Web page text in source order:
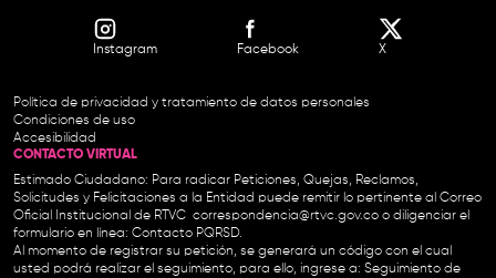
Instagram Facebook X
Política de privacidad y tratamiento de datos personales
Condiciones de uso
Accesibilidad
CONTACTO VIRTUAL
Estimado Ciudadano: Para radicar Peticiones, Quejas, Reclamos,
Solicitudes y Felicitaciones a la Entidad puede remitir lo pertinente al Correo
Oficial Institucional de RTVC correspondencia@rtvc.gov.co o diligenciar el
formulario en línea: Contacto PQRSD.
Al momento de registrar su petición, se generará un código con el cual
usted podrá realizar el seguimiento, para ello, ingrese a: Seguimiento de